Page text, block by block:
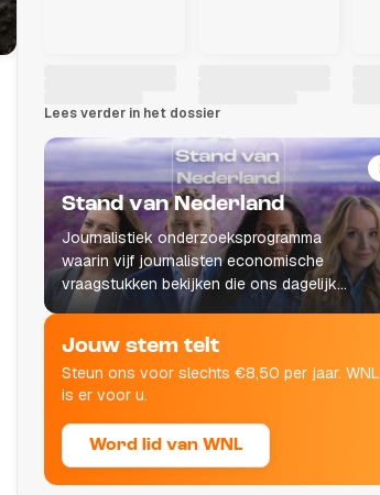
Lees verder in het dossier
Stand van Nederland
Journalistiek onderzoeksprogramma
waarin vijf journalisten economische
vraagstukken bekijken die ons dagelijks
leven raken.
Jouw stem telt
Steun ons voor slechts €8,50 per jaar. WNL
is er voor u.
Word lid van WNL